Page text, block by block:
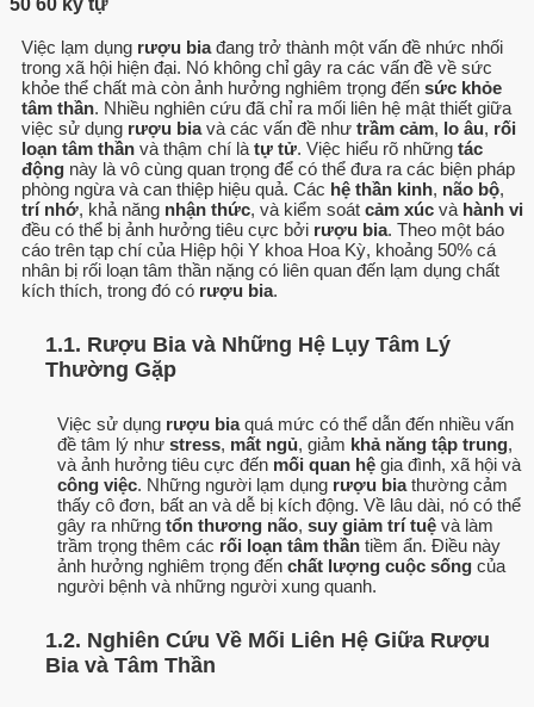
Việc lạm dụng rượu biađang trở thành một vấn đề nhức nhối
trong xã hội hiện đại. Nó không chỉ gây ra các vấn đề về sức
khỏe thể chất mà còn ảnh hưởng nghiêm trọng đến sức khỏe
tâm thần. Nhiều nghiên cứu đã chỉ ra mối liên hệ mật thiết giữa
việc sử dụng rượu biavà các vấn đề như trầm cảm, lo âu, rối
loạn tâm thần và thậm chí là tự tử. Việc hiểu rõ những tác
động này là vô cùng quan trọng để có thể đưa ra các biện pháp
phòng ngừa và can thiệp hiệu quả. Các hệ thần kinh, não bộ,
trí nhớ, khả năng nhận thức, và kiểm soát cảm xúc và hành vi
đều có thể bị ảnh hưởng tiêu cực bởi rượu bia. Theo một báo
cáo trên tạp chí của Hiệp hội Y khoa Hoa Kỳ, khoảng 50% cá
nhân bị rối loạn tâm thần nặng có liên quan đến lạm dụng chất
kích thích, trong đó có rượu bia.
1.1. Rượu Bia và Những Hệ Lụy Tâm Lý
Thường Gặp
Việc sử dụng rượu biaquá mức có thể dẫn đến nhiều vấn
đề tâm lý như stress, mất ngủ, giảm khả năng tập trung,
và ảnh hưởng tiêu cực đến mối quan hệ gia đình, xã hội và
công việc. Những người lạm dụng rượu biathường cảm
thấy cô đơn, bất an và dễ bị kích động. Về lâu dài, nó có thể
gây ra những tổn thương não, suy giảm trí tuệ và làm
trầm trọng thêm các rối loạn tâm thần tiềm ẩn. Điều này
ảnh hưởng nghiêm trọng đến chất lượng cuộc sống của
người bệnh và những người xung quanh.
1.2. Nghiên Cứu Về Mối Liên Hệ Giữa Rượu
Bia và Tâm Thần